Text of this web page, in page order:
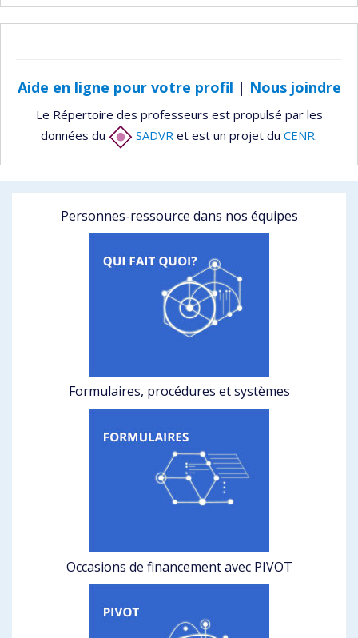
Aide en ligne pour votre profil | Nous joindre
Le Répertoire des professeurs est propulsé par les
données du
SADVR et est un projet du CENR.
Personnes-ressource dans nos équipes
Formulaires, procédures et systèmes
Occasions de financement avec PIVOT